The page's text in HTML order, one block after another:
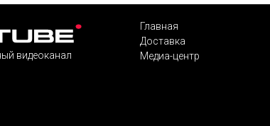
видеоканал
Главная
Доставка
Медиа-центр